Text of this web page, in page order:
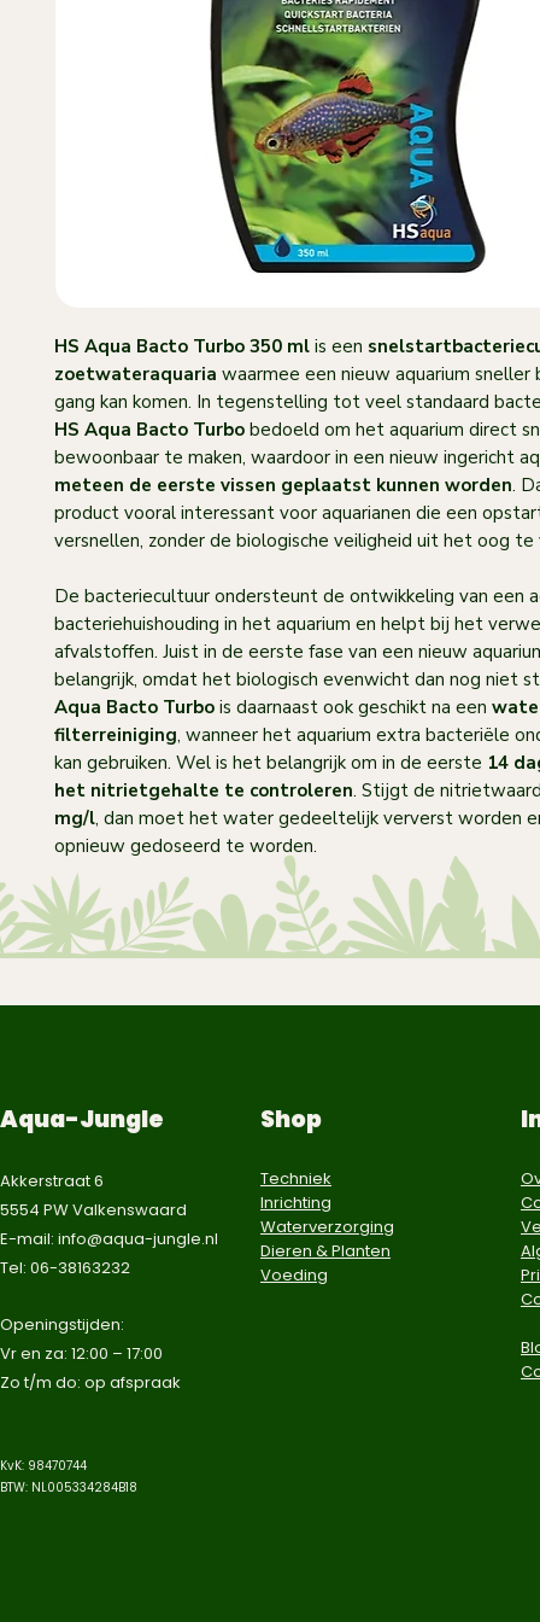
HS Aqua Bacto Turbo 350 ml is een
zoetwateraquaria waarmee een nieuw aquarium sneller
gang kan komen. In tegenstelling tot veel standaard
HS Aqua Bacto Turbo bedoeld om het aquarium direct
bewoonbaar te maken, waardoor in een nieuw ingericht
meteen de eerste vissen geplaatst kunnen worden.
product vooral interessant voor aquarianen die een
versnellen, zonder de biologische veiligheid uit het oog te
De bacteriecultuur ondersteunt de ontwikkeling van een
bacteriehuishouding in het aquarium en helpt bij het
afvalstoffen. Juist in de eerste fase van een nieuw
belangrijk, omdat het biologisch evenwicht dan nog niet
Aqua Bacto Turbo is daarnaast ook geschikt na een
filterreiniging, wanneer het aquarium extra bacteriële
kan gebruiken. Wel is het belangrijk om in de eerste 14
het nitrietgehalte te controleren. Stijgt de
mg/l, dan moet het water gedeeltelijk ververst worden
opnieuw gedoseerd te worden.
Aqua-Jungle
Akkerstraat 6
5554 PW Valkenswaard
E-mail: info@aqua-jungle.nl
Tel: 06-38163232
​Openingstijden:
Vr en za: 12:00 – 17:00
Zo t/m do: op afspraak​
KvK: 98470744
BTW: NL005334284B18
Shop
Techniek
Inrichting
Waterverzorging
Dieren & Planten
Voeding